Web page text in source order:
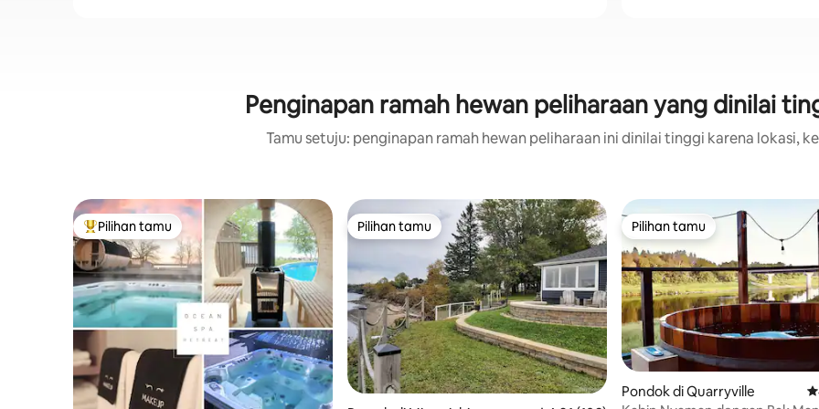
Penginapan ramah hewan peliharaan yang dinilai
Tamu setuju: penginapan ramah hewan peliharaan ini dinilai tinggi karena lokasi,
Pilihan tamu terpopuler
Pilihan tamu Pilihan tamu
Pilihan tamu Pilihan tamu
Pilihan tamu
Pondok di Quarryville